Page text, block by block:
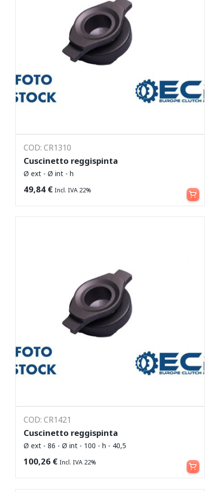
COD: CR1310
Cuscinetto reggispinta
Ø ext - Ø int - h
49,84 € Incl. IVA 22% Leggi tutto
COD: CR1421
Cuscinetto reggispinta
Ø ext - 86 - Ø int - 100 - h - 40,5
100,26 € Incl. IVA 22% Leggi tutto